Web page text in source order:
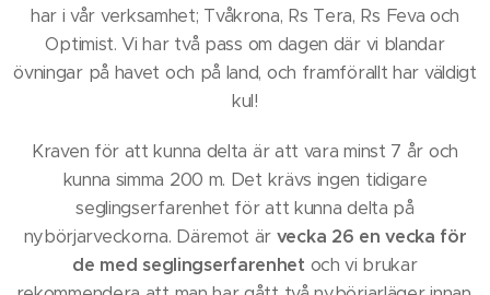
har i vår verksamhet; Tvåkrona, Rs Tera, Rs Feva och
Optimist. Vi har två pass om dagen där vi blandar
övningar på havet och på land, och framförallt har väldigt
kul!
Kraven för att kunna delta är att vara minst 7 år och
kunna simma 200 m. Det krävs ingen tidigare
seglingserfarenhet för att kunna delta på
nybörjarveckorna. Däremot är vecka 26 en vecka för
de med seglingserfarenhet och vi brukar